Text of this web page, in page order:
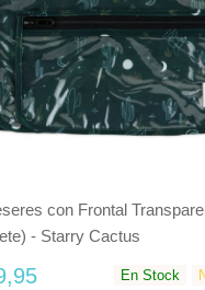
con Frontal
- Starry Cactus
En Stock